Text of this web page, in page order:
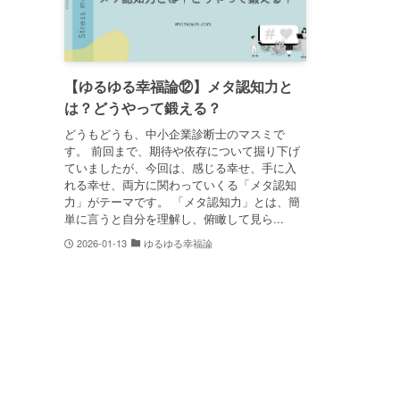
【ゆるゆる幸福論⑫】メタ認知力と
は？どうやって鍛える？
どうもどうも、中小企業診断士のマスミで
す。 前回まで、期待や依存について掘り下げ
ていましたが、今回は、感じる幸せ、手に入
れる幸せ、両方に関わっていくる「メタ認知
力」がテーマです。 「メタ認知力」とは、簡
単に言うと自分を理解し、俯瞰して見ら...
2026-01-13 ゆるゆる幸福論